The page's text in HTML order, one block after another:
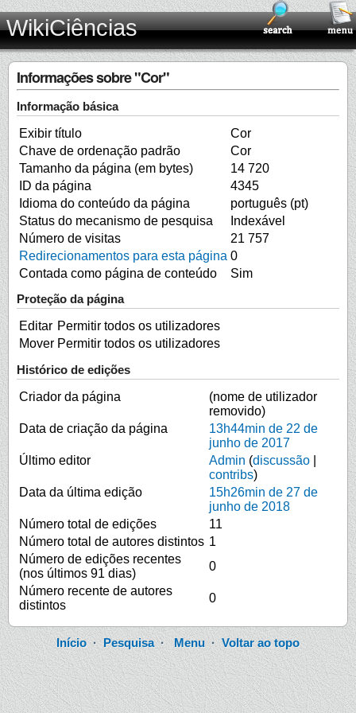
WikiCiências
Informações sobre "Cor"
Informação básica
Exibir título
Cor
Chave de ordenação padrão
Cor
Tamanho da página (em bytes)
14 720
ID da página
4345
Idioma do conteúdo da página
português (pt)
Status do mecanismo de pesquisa
Indexável
Número de visitas
21 757
Redirecionamentos para esta página 0
Contada como página de conteúdo
Sim
Proteção da página
Editar Permitir todos os utilizadores
Mover Permitir todos os utilizadores
Histórico de edições
Criador da página
(nome de utilizador
removido)
Data de criação da página
13h44min de 22 de
junho de 2017
Último editor
Admin (discussão
contribs)
Data da última edição
15h26min de 27 de
junho de 2018
Número total de edições
11
Número total de autores distintos 1
Número de edições recentes
(nos últimos 91 dias)
0
Número recente de autores
distintos
0
Início ·Pesquisa· Menu ·Voltar ao topo